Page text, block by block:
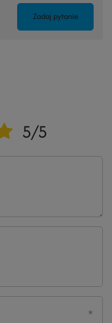
Zadaj pytanie
5/5